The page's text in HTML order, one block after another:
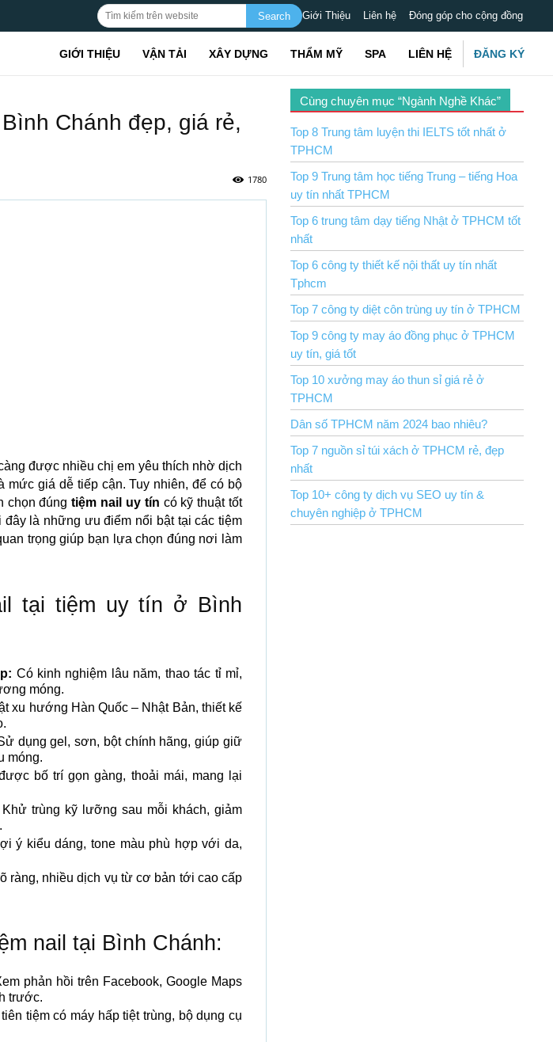
Giới Thiệu Liên hệ Đóng góp cho cộng đồng
GIỚI THIỆU VẬN TẢI XÂY DỰNG THẨM MỸ SPA LIÊN HỆ ĐĂNG KÝ
Chánh đẹp, giá rẻ,
1780
được nhiều chị em yêu thích nhờ dịch
mức giá dễ tiếp cận. Tuy nhiên, để có bộ
chọn đúngtiệm nail uy tín có kỹ thuật tốt
là những ưu điểm nổi bật tại các tiệm
trọng giúp bạn lựa chọn đúng nơi làm
tại tiệm uy tín ở Bình
Có kinh nghiệm lâu năm, thao tác tỉ mỉ,
móng.
xu hướng Hàn Quốc – Nhật Bản, thiết kế
dụng gel, sơn, bột chính hãng, giúp giữ
móng.
bố trí gọn gàng, thoải mái, mang lại
Khử trùng kỹ lưỡng sau mỗi khách, giảm
ý kiểu dáng, tone màu phù hợp với da,
ràng, nhiều dịch vụ từ cơ bản tới cao cấp
nail tại Bình Chánh:
phản hồi trên Facebook, Google Maps
trước.
tiệm có máy hấp tiệt trùng, bộ dụng cụ
Cùng chuyên mục “Ngành Nghề Khác”
Top 8 Trung tâm luyện thi IELTS tốt nhất ở
TPHCM
Top 9 Trung tâm học tiếng Trung – tiếng Hoa
uy tín nhất TPHCM
Top 6 trung tâm dạy tiếng Nhật ở TPHCM tốt
nhất
Top 6 công ty thiết kế nội thất uy tín nhất
Tphcm
Top 7 công ty diệt côn trùng uy tín ở TPHCM
Top 9 công ty may áo đồng phục ở TPHCM
uy tín, giá tốt
Top 10 xưởng may áo thun sỉ giá rẻ ở
TPHCM
Dân số TPHCM năm 2024 bao nhiêu?
Top 7 nguồn sỉ túi xách ở TPHCM rẻ, đẹp
nhất
Top 10+ công ty dịch vụ SEO uy tín &
chuyên nghiệp ở TPHCM